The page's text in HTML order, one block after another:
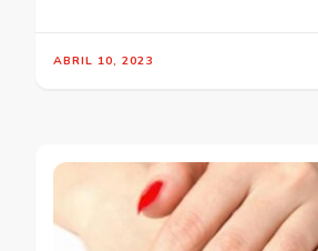
ABRIL 10, 2023